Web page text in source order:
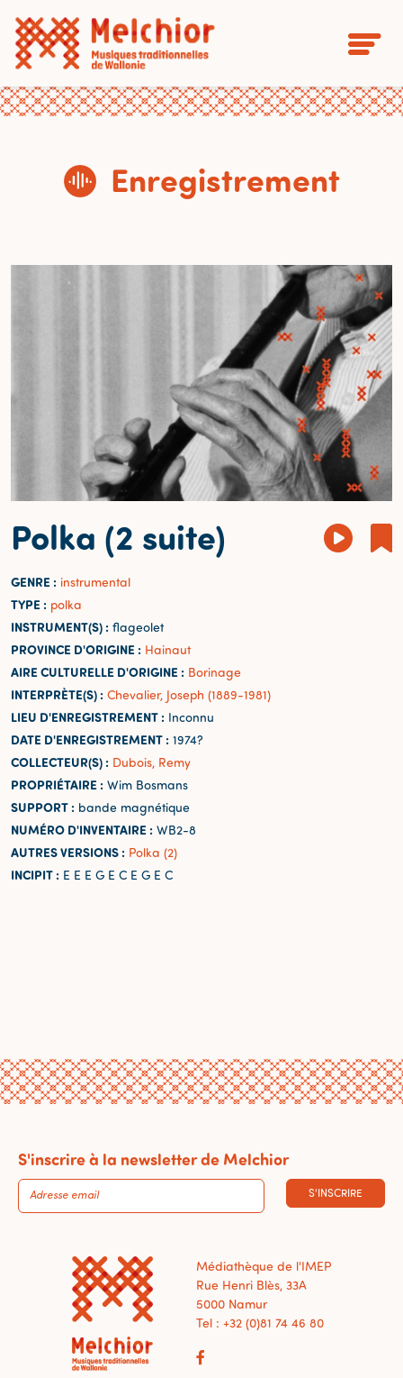
Enregistrement
Polka (2 suite)
GENRE : instrumental
TYPE : polka
INSTRUMENT(S) : flageolet
PROVINCE D'ORIGINE : Hainaut
AIRE CULTURELLE D'ORIGINE : Borinage
INTERPRÈTE(S) : Chevalier, Joseph (1889-1981)
LIEU D'ENREGISTREMENT : Inconnu
DATE D'ENREGISTREMENT : 1974?
COLLECTEUR(S) : Dubois, Remy
PROPRIÉTAIRE : Wim Bosmans
SUPPORT : bande magnétique
NUMÉRO D'INVENTAIRE : WB2-8
AUTRES VERSIONS : Polka (2)
INCIPIT : E E E G E C E G E C
S'inscrire à la newsletter de Melchior
S'INSCRIRE
Médiathèque de l'IMEP
Rue Henri Blès, 33A
5000 Namur
Tel : +32 (0)81 74 46 80